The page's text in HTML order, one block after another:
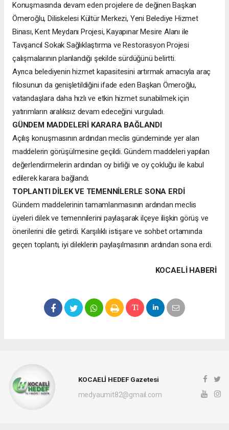
Konuşmasında devam eden projelere de değinen Başkan
Ömeroğlu, Diliskelesi Kültür Merkezi, Yeni Belediye Hizmet
Binası, Kent Meydanı Projesi, Kayapınar Mesire Alanı ile
Tavşancıl Sokak Sağlıklaştırma ve Restorasyon Projesi
çalışmalarının planlandığı şekilde sürdüğünü belirtti.
Ayrıca belediyenin hizmet kapasitesini artırmak amacıyla araç
filosunun da genişletildiğini ifade eden Başkan Ömeroğlu,
vatandaşlara daha hızlı ve etkin hizmet sunabilmek için
yatırımların aralıksız devam edeceğini vurguladı.
GÜNDEM MADDELERİ KARARA BAĞLANDI
Açılış konuşmasının ardından meclis gündeminde yer alan
maddelerin görüşülmesine geçildi. Gündem maddeleri yapılan
değerlendirmelerin ardından oy birliği ve oy çokluğu ile kabul
edilerek karara bağlandı.
TOPLANTI DİLEK VE TEMENNİLERLE SONA ERDİ
Gündem maddelerinin tamamlanmasının ardından meclis
üyeleri dilek ve temennilerini paylaşarak ilçeye ilişkin görüş ve
önerilerini dile getirdi. Karşılıklı istişare ve sohbet ortamında
geçen toplantı, iyi dileklerin paylaşılmasının ardından sona erdi.
KOCAELI HABERİ
KOCAELİ HEDEF Gazetesi
medyaumit82@gmail.com